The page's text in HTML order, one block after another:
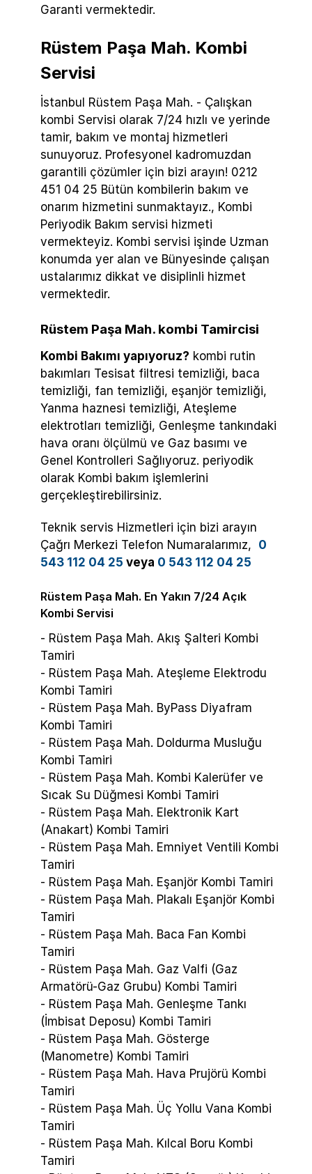
Garanti vermektedir.
Rüstem Paşa Mah. Kombi
Servisi
İstanbul Rüstem Paşa Mah. - Çalışkan
kombi Servisi olarak 7/24 hızlı ve yerinde
tamir, bakım ve montaj hizmetleri
sunuyoruz. Profesyonel kadromuzdan
garantili çözümler için bizi arayın! 0212
451 04 25 Bütün kombilerin bakım ve
onarım hizmetini sunmaktayız., Kombi
Periyodik Bakım servisi hizmeti
vermekteyiz. Kombi servisi işinde Uzman
konumda yer alan ve Bünyesinde çalışan
ustalarımız dikkat ve disiplinli hizmet
vermektedir.
Rüstem Paşa Mah. kombi Tamircisi
Kombi Bakımı yapıyoruz? kombi rutin
bakımları Tesisat filtresi temizliği, baca
temizliği, fan temizliği, eşanjör temizliği,
Yanma haznesi temizliği, Ateşleme
elektrotları temizliği, Genleşme tankındaki
hava oranı ölçülmü ve Gaz basımı ve
Genel Kontrolleri Sağlıyoruz. periyodik
olarak Kombi bakım işlemlerini
gerçekleştirebilirsiniz.
Teknik servis Hizmetleri için bizi arayın
Çağrı Merkezi Telefon Numaralarımız, 0
543 112 04 25 veya 0 543 112 04 25
Rüstem Paşa Mah. En Yakın 7/24 Açık
Kombi Servisi
- Rüstem Paşa Mah. Akış Şalteri Kombi
Tamiri
- Rüstem Paşa Mah. Ateşleme Elektrodu
Kombi Tamiri
- Rüstem Paşa Mah. ByPass Diyafram
Kombi Tamiri
- Rüstem Paşa Mah. Doldurma Musluğu
Kombi Tamiri
- Rüstem Paşa Mah. Kombi Kalerüfer ve
Sıcak Su Düğmesi Kombi Tamiri
- Rüstem Paşa Mah. Elektronik Kart
(Anakart) Kombi Tamiri
- Rüstem Paşa Mah. Emniyet Ventili Kombi
Tamiri
- Rüstem Paşa Mah. Eşanjör Kombi Tamiri
- Rüstem Paşa Mah. Plakalı Eşanjör Kombi
Tamiri
- Rüstem Paşa Mah. Baca Fan Kombi
Tamiri
- Rüstem Paşa Mah. Gaz Valfi (Gaz
Armatörü-Gaz Grubu) Kombi Tamiri
- Rüstem Paşa Mah. Genleşme Tankı
(İmbisat Deposu) Kombi Tamiri
- Rüstem Paşa Mah. Gösterge
(Manometre) Kombi Tamiri
- Rüstem Paşa Mah. Hava Prujörü Kombi
Tamiri
- Rüstem Paşa Mah. Üç Yollu Vana Kombi
Tamiri
- Rüstem Paşa Mah. Kılcal Boru Kombi
Tamiri